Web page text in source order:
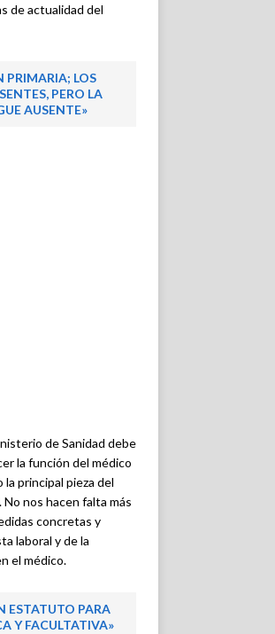
de actualidad del
PRIMARIA; LOS
PERO LA
AUSENTE»
de Sanidad debe
la función del médico
principal pieza del
nos hacen falta más
concretas y
laboral y de la
el médico.
ESTATUTO PARA
Y FACULTATIVA»